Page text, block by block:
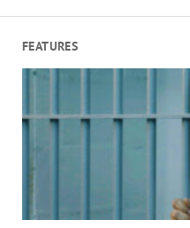
FEATURES